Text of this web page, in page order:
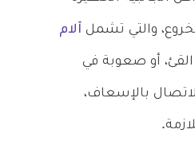
والتي تشمل آلام
القئ، أو صعوبة في
بالإسعاف،